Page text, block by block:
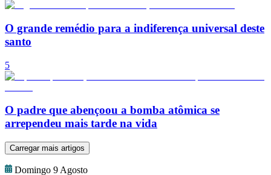
O grande remédio para a indiferença universal deste
santo
5
O padre que abençoou a bomba atômica se
arrependeu mais tarde na vida
Carregar mais artigos
Domingo 9 Agosto